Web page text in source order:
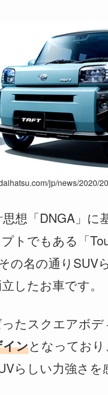
jp/news/2020/
想「DNGA」に
トでもある「
の名の通りSUV
したお車です。
たスクエアボ
ンとなってお
らしい力強さを